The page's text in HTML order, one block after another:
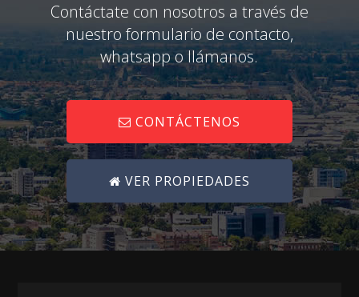
Contáctate con nosotros a través de
nuestro formulario de contacto,
whatsapp o llámanos.
CONTÁCTENOS
VER PROPIEDADES